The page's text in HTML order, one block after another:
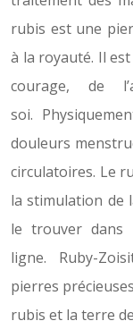
rubis est une
à la royauté. Il
courage, de
soi.
douleurs
circulatoires. Le
la stimulation de
le trouver dans
ligne. Ruby-
pierres
rubis et la terre